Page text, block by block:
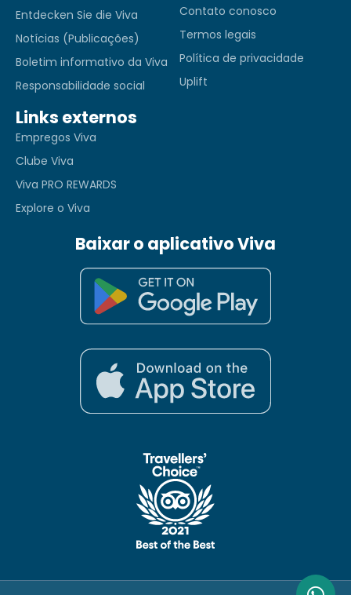
Entdecken Sie die Viva
Notícias (Publicações)
Boletim informativo da Viva
Responsabilidade social
Contato conosco
Termos legais
Política de privacidade
Uplift
Links externos
Empregos Viva
Clube Viva
Viva PRO REWARDS
Explore o Viva
Baixar o aplicativo Viva